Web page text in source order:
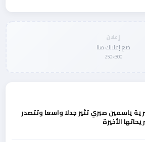
إعلان
ضع إعلانك هنا
300×250
ياسمين صبري تثير جدلا واسعا وتتصدر
الأخيرة